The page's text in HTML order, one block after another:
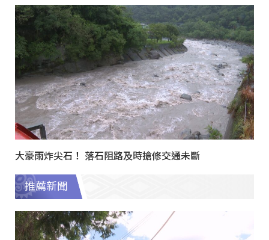
大豪雨炸尖石！ 落石阻路及時搶修交通未斷
推薦新聞